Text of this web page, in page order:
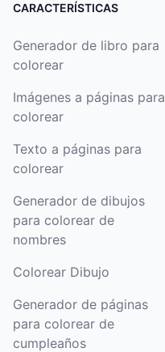
CARACTERÍSTICAS
Generador de libro para
colorear
Imágenes a páginas para
colorear
Texto a páginas para
colorear
Generador de dibujos
para colorear de
nombres
Colorear Dibujo
Generador de páginas
para colorear de
cumpleaños